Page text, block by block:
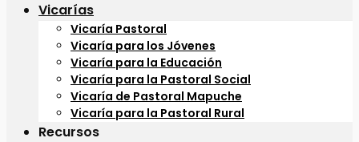
Vicarías
Vicaría Pastoral
Vicaría para los Jóvenes
Vicaría para la Educación
Vicaría para la Pastoral Social
Vicaría de Pastoral Mapuche
Vicaría para la Pastoral Rural
Recursos